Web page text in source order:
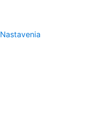
Nastavenia